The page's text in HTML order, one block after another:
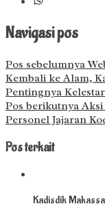
Navigasi pos
Pos sebelumnya
Kembali ke Alam,
Pentingnya
Pos berikutnya
Personel Jajaran
Pos terkait
Kadisdik